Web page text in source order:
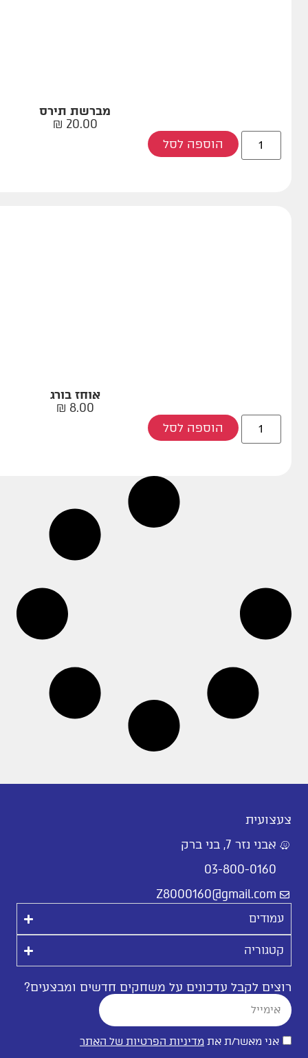
מברשת תירס
20.00
₪
הוספה לסל
אוחז בורג
8.00
₪
הוספה לסל
צעצועית
אבני נזר 7, בני ברק
03-800-0160
Z8000160@gmail.com
עמודים
קטגוריה
רוצים לקבל עדכונים על משחקים חדשים ומבצעים?
אני מאשר/ת את מדיניות הפרטיות של האתר